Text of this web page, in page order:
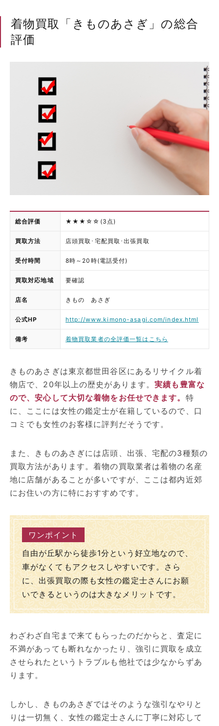
着物買取「きものあさぎ」の総合
評価
総合評価 ★★★☆☆(3点)
買取方法 店頭買取･宅配買取･出張買取
受付時間 8時～20時(電話受付)
買取対応地域 要確認
店名 きもの あさぎ
公式HP http://www.kimono-asagi.com/index.html
備考 着物買取業者の全評価一覧はこちら
きものあさぎは東京都世田谷区にあるリサイクル着
物店で、20年以上の歴史があります。実績も豊富な
ので、安心して大切な着物をお任せできます。 特
に、ここには女性の鑑定士が在籍しているので、口
コミでも女性のお客様に評判だそうです。
また、きものあさぎには店頭、出張、宅配の3種類の
買取方法があります。着物の買取業者は着物の名産
地に店舗があることが多いですが、ここは都内近郊
にお住いの方に特におすすめです。
自由が丘駅から徒歩1分という好立地なので、
車がなくてもアクセスしやすいです。さら
に、出張買取の際も女性の鑑定士さんにお願
いできるというのは大きなメリットです。
わざわざ自宅まで来てもらったのだからと、査定に
不満があっても断れなかったり、強引に買取を成立
させられたというトラブルも他社では少なからずあ
ります。
しかし、きものあさぎではそのような強引なやりと
りは一切無く、女性の鑑定士さんに丁寧に対応して